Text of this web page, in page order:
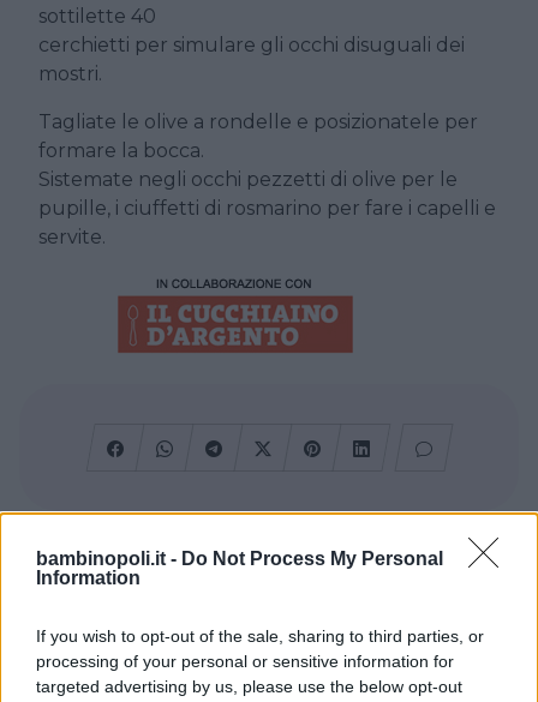
bambinopoli.it - Do Not Process My Personal
Information
If you wish to opt-out of the sale, sharing to third parties, or
processing of your personal or sensitive information for
targeted advertising by us, please use the below opt-out
sottilette 40
cerchietti per simulare gli occhi disuguali dei
mostri.
Tagliate le olive a rondelle e posizionatele per
formare la bocca.
Sistemate negli occhi pezzetti di olive per le
pupille, i ciuffetti di rosmarino per fare i capelli e
servite.
Cerca altre strutture
Alberghi